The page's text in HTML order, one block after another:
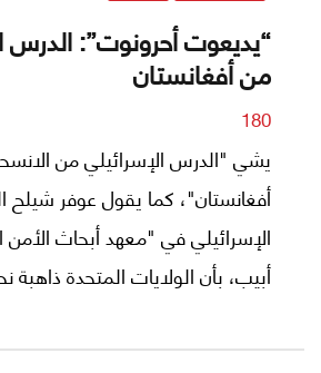
“يديعوت أحرونوت”: الدرس
من أفغانستان
180
يشي "الدرس الإسرائيلي من
أفغانستان"، كما يقول عوفر شيلح
الإسرائيلي في "معهد أبحاث
أبيب، بأن الولايات المتحدة ذاهبة
"يديعوت أحرونوت"؟